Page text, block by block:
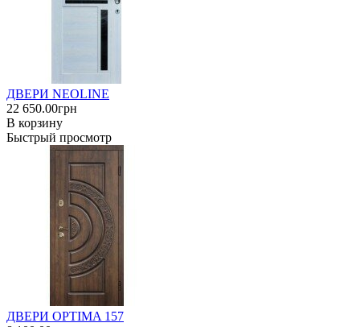
ДВЕРИ NEOLINE
22 650.00грн
В корзину
Быстрый просмотр
ДВЕРИ OPTIMA 157